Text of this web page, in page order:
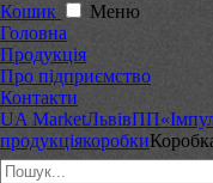
Кошик
Меню
Головна
Продукція
Про підприємство
Контакти
UA MarketЛьвів
продукціякоробки